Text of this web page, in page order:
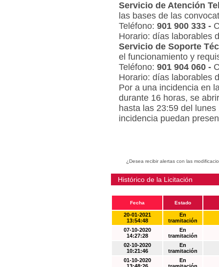
Servicio de Atención
las bases de las
Teléfono: 901 900 333 -
Horario: días laborables
Servicio de Soporte
el funcionamiento y
Teléfono: 901 904 060 -
Horario: días laborables
Por a una incidencia en
durante 16 horas, se
hasta las 23:59 del
incidencia puedan
¿Desea recibir alertas con las
Histórico de la Licitación
Fecha Estado
20-01-2021
13:54:48
En
tramitación
07-10-2020
14:27:28
En
tramitación
02-10-2020
10:21:46
En
tramitación
01-10-2020
En